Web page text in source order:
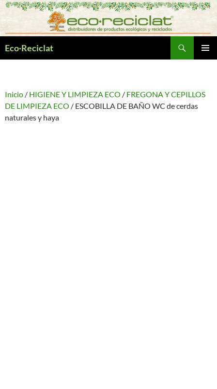
Saltar
Eco·Reciclat
Inicio / HIGIENE Y LIMPIEZA ECO / FREGONA Y CEPILLOS
DE LIMPIEZA ECO / ESCOBILLA DE BAÑO WC de cerdas
naturales y haya